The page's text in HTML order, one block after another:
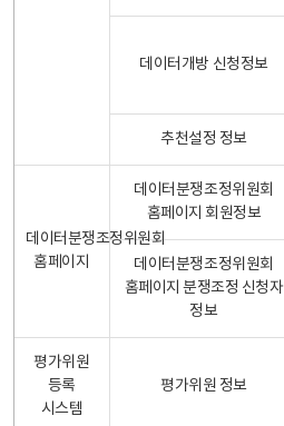
데이터개방 신청정보
추천설정 정보
데이터분쟁조정위원회
홈페이지
데이터분쟁조정위원회
홈페이지 회원정보
데이터분쟁조정위원회
홈페이지 분쟁조정 신청자
정보
평가위원
등록
시스템
평가위원 정보